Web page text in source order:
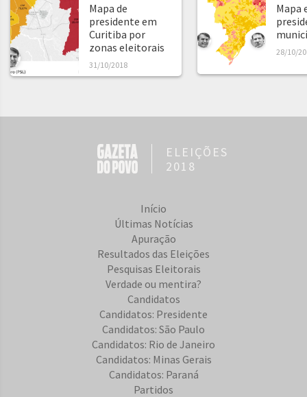
Mapa de
presidente em
Curitiba por
zonas eleitorais
31/10/2018
Mapa
28/10/
ELEIÇÕES
2018
Início
Últimas Notícias
Apuração
Resultados das Eleições
Pesquisas Eleitorais
Verdade ou mentira?
Candidatos
Candidatos: Presidente
Candidatos: São Paulo
Candidatos: Rio de Janeiro
Candidatos: Minas Gerais
Candidatos: Paraná
Partidos